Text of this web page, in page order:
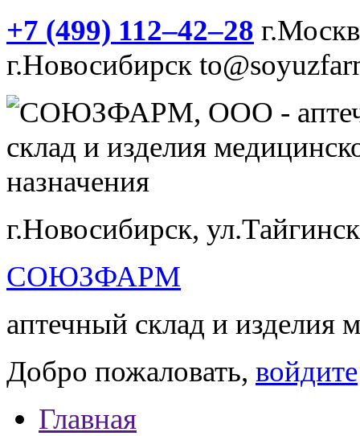
+7 (499) 112‒42‒28
г.Новосибирск
г.Новосибирск,
СОЮЗФАРМ
аптечный склад и изделия
Добро пожаловать, войдите
Главная